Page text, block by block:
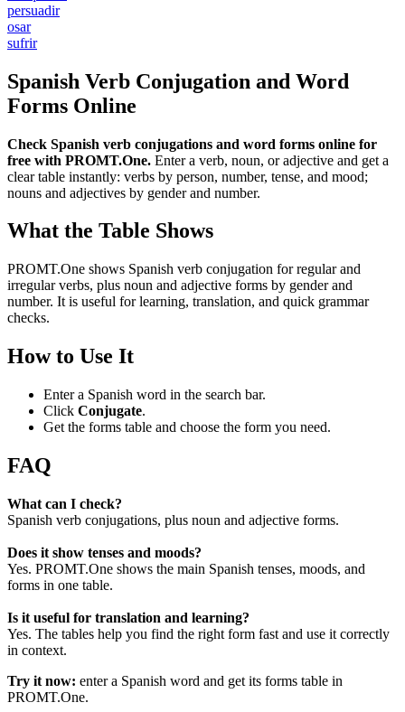
persuadir
osar
sufrir
Spanish Verb Conjugation and Word
Forms Online
Check Spanish verb conjugations and word forms online for
free with PROMT.One. Enter a verb, noun, or adjective and get a
clear table instantly: verbs by person, number, tense, and mood;
nouns and adjectives by gender and number.
What the Table Shows
PROMT.One shows Spanish verb conjugation for regular and
irregular verbs, plus noun and adjective forms by gender and
number. It is useful for learning, translation, and quick grammar
checks.
How to Use It
Enter a Spanish word in the search bar.
Click Conjugate.
Get the forms table and choose the form you need.
FAQ
What can I check?
Spanish verb conjugations, plus noun and adjective forms.
Does it show tenses and moods?
Yes. PROMT.One shows the main Spanish tenses, moods, and
forms in one table.
Is it useful for translation and learning?
Yes. The tables help you find the right form fast and use it correctly
in context.
Try it now: enter a Spanish word and get its forms table in
PROMT.One.